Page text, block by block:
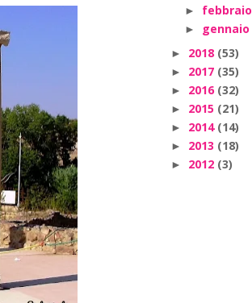
► febbraio
► gennaio
► 2018 (53)
► 2017 (35)
► 2016 (32)
► 2015 (21)
► 2014 (14)
► 2013 (18)
► 2012 (3)